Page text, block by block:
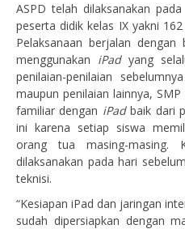
ASPD telah dilaksanakan
peserta didik kelas IX yakni
Pelaksanaan berjalan
menggunakan iPadyang
penilaian-penilaian
maupun penilaian lainnya,
familiar dengan iPadbaik dari
ini karena setiap siswa
orang tua masing-masing.
dilaksanakan pada hari
teknisi.
“Kesiapan iPad dan jaringan
sudah dipersiapkan dengan